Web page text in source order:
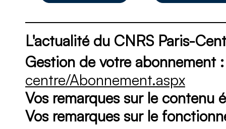
L'actualité du CNRS Paris-
Gestion de votre abonnement :
centre/Abonnement.aspx
Vos remarques sur le contenu
Vos remarques sur le